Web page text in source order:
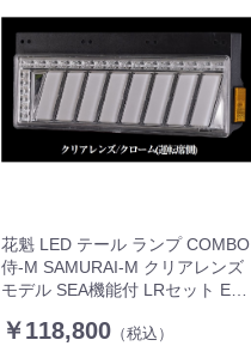
花魁 LED テール ランプ COMBO
侍-M SAMURAI-M クリアレンズ
モデル SEA機能付 LRセット ECE
OCSN-CC-M2SEA トラック 純正
￥118,800 （税込）